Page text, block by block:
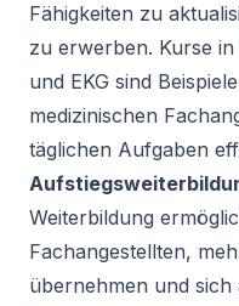
Fähigkeiten zu
zu erwerben. Kurse
und EKG sind
medizinischen
täglichen Aufgaben
Weiterbildung
Fachangestellten,
übernehmen und